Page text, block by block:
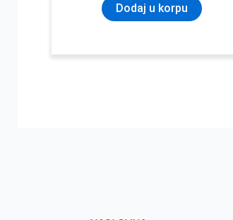
Dodaj u korpu